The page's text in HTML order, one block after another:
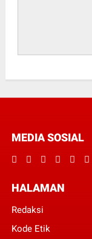
MEDIA SOSIAL
HALAMAN
Redaksi
Kode Etik